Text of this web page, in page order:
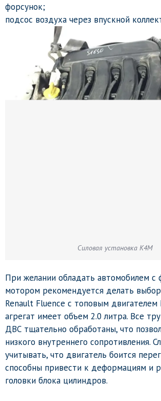
форсунок;
подсос воздуха через впускной
Силовая установка K4M
При желании обладать автомобилем с
мотором рекомендуется делать
Renault Fluence с топовым двигателем
агрегат имеет объем 2.0 литра. Все
ДВС тщательно обработаны, что
низкого внутреннего сопротивления.
учитывать, что двигатель боится
способны привести к деформациям и
головки блока цилиндров.